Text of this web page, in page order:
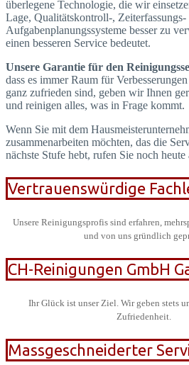
überlegene Technologie, die wir
Lage, Qualitätskontroll-, Zeiterfassungs-
Aufgabenplanungssysteme besser zu
einen besseren Service bedeutet.
Unsere Garantie für den
dass es immer Raum für
ganz zufrieden sind, geben wir Ihnen
und reinigen alles, was in Frage kommt.
Wenn Sie mit dem
zusammenarbeiten möchten, das die
nächste Stufe hebt, rufen Sie noch heute
Vertrauenswürdige
Unsere Reinigungsprofis sind erfahren,
und von uns gründlich
CH-Reinigungen GmbH
Ihr Glück ist unser Ziel. Wir geben stets
Zufriedenheit.
Massgeschneiderter